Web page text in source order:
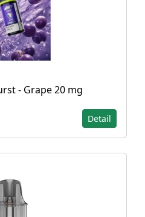
- Grape 20 mg
Detail